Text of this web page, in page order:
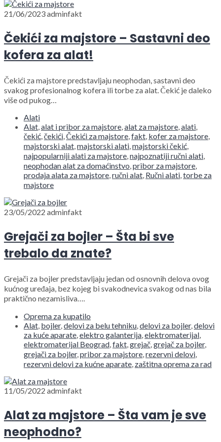
21/06/2023adminfakt
Čekići za majstore – Sastavni deo
kofera za alat!
Čekići za majstore predstavljaju neophodan, sastavni deo
svakog profesionalnog kofera ili torbe za alat. Čekić je daleko
više od pukog…
Alati
Alat,alat i pribor za majstore,alat za majstore,alati,
čekić,čekići,Čekići za majstore,fakt, kofer za majstore,
majstorski alat,majstorski alati,majstorski čekić,
najpopularniji alati za majstore,najpoznatiji ručni alati,
neophodan alat za domaćinstvo,pribor za majstore,
prodaja alata za majstore,ručni alat, Ručni alati,torbe za
majstore
23/05/2022 adminfakt
Grejači za bojler – Šta bi sve
trebalo da znate?
Grejači za bojler predstavljaju jedan od osnovnih delova ovog
kućnog uređaja, bez kojeg bi svakodnevica svakog od nas bila
praktično nezamisliva….
Oprema za kupatilo
Alat, bojler,delovi za belu tehniku,delovi za bojler,delovi
za kuće aparate,elektro galanterija,elektromaterijal,
elektromaterijal Beograd,fakt,grejač,grejač za bojler,
grejači za bojler,pribor za majstore,rezervni delovi,
rezervni delovi za kućne aparate, zaštitna oprema za rad
11/05/2022 adminfakt
Alat za majstore – Šta vam je sve
neophodno?